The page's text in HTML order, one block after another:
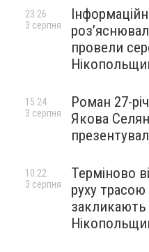
провели
23:26
3 серпня
Роман 27-
Якова
15:24
3 серпня
Терміново
руху
закликають
10:22
3 серпня